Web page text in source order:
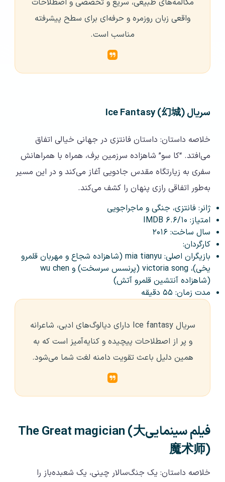
مکالمه‌های طبیعی، سریع و تخصصی و اصطلاحات
واقعی زبان روزمره و حرفه‌ای برای سطح پیشرفته
مناسب است.
سریال Ice Fantasy (幻城)
خلاصه داستان: داستان فانتزی در جهانی خیالی اتفاق
می‌افتد. “کا سو” شاهزاده سرزمین برف، همراه با همراهانش
سفری به زیارتگاه مقدس جادویی آغاز می‌کند و در این مسیر
به‌طور اتفاقی رازی پنهان را کشف می‌کند.
ژانر: فانتزی، جنگی و ماجراجویی
امتیاز: ۶.۶/۱۰ IMDB
سال ساخت: ۲۰۱۶
کارگردان:
بازیگران اصلی: mia tianyu (شاهزاده شجاع و مهربان قلمرو
یخی)، victoria song (پرنسس سرسخت) و wu chen
(شاهزاده آنتشین قلمرو آتش)
مدت زمان: ۵۵ دقیقه
سریال Ice fantasy دارای دیالوگ‌های ادبی، شاعرانه
و پر از اصطلاحات پیچیده و کنایه‌آمیز است که به
همین دلیل باعث تقویت دامنه لغت شما می‌شود.
فیلم سینماییThe Great magician (大
魔术师)
خلاصه داستان: یک جنگ‌سالار چینی، یک شعبده‌باز را